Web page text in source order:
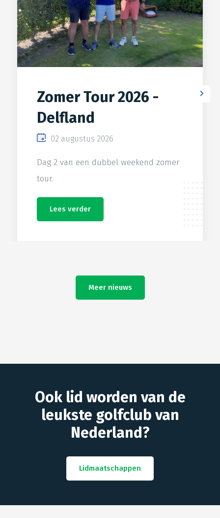
Zomer Tour 2026 -
Delfland
02 augustus 2026
Dag 2 van een dubbel weekend zomer
tour.
Lees verder
Meer nieuws
Ook lid worden van de
leukste golfclub van
Nederland?
Lidmaatschappen